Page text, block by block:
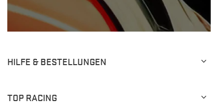
HILFE & BESTELLUNGEN
TOP RACING